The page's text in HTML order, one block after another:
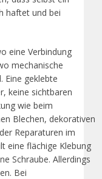
haftet und bei
eine Verbindung
mechanische
Eine geklebte
keine sichtbaren
wie beim
Blechen, dekorativen
Reparaturen im
eine flächige Klebung
Schraube. Allerdings
Bei